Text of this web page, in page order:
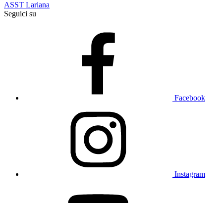
ASST Lariana
Seguici su
Facebook
Instagram